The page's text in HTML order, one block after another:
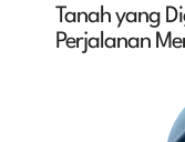
Tanah yang
Perjalanan